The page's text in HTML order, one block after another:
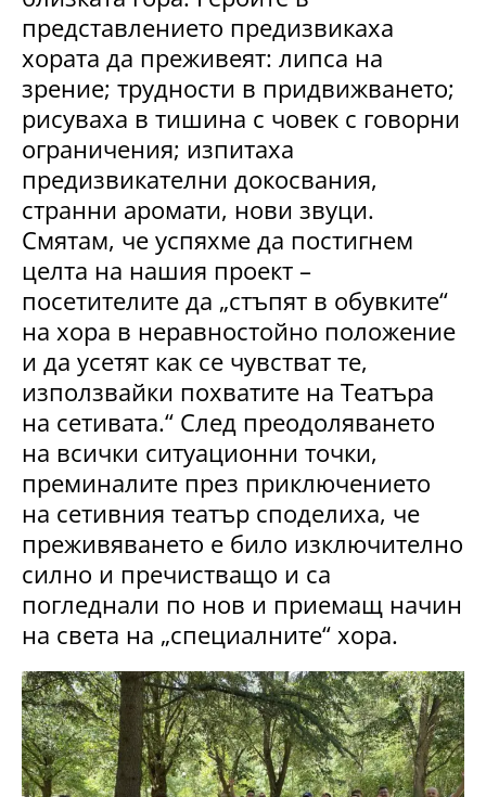
представлението предизвикаха
хората да преживеят: липса на
зрение; трудности в придвижването;
рисуваха в тишина с човек с говорни
ограничения; изпитаха
предизвикателни докосвания,
странни аромати, нови звуци.
Смятам, че успяхме да постигнем
целта на нашия проект –
посетителите да „стъпят в обувките“
на хора в неравностойно положение
и да усетят как се чувстват те,
използвайки похватите на Театъра
на сетивата.“ След преодоляването
на всички ситуационни точки,
преминалите през приключението
на сетивния театър споделиха, че
преживяването е било изключително
силно и пречистващо и са
погледнали по нов и приемащ начин
на света на „специалните“ хора.